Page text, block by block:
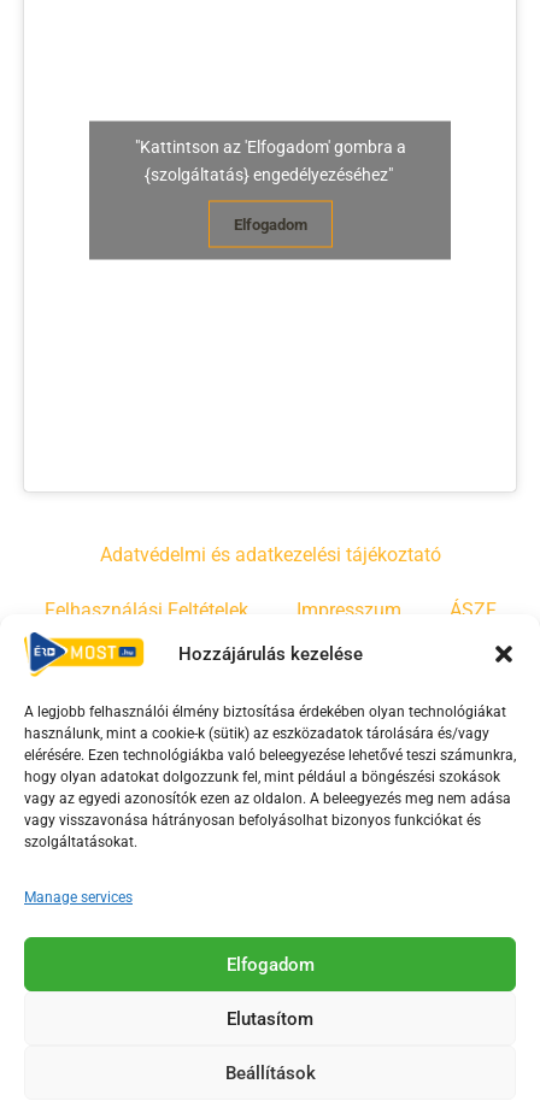
Hozzájárulás kezelése
A legjobb felhasználói élmény biztosítása érdekében olyan technológiákat
használunk, mint a cookie-k (sütik) az eszközadatok tárolására és/vagy
elérésére. Ezen technológiákba való beleegyezése lehetővé teszi számunkra,
hogy olyan adatokat dolgozzunk fel, mint például a böngészési szokások
vagy az egyedi azonosítók ezen az oldalon. A beleegyezés meg nem adása
vagy visszavonása hátrányosan befolyásolhat bizonyos funkciókat és
szolgáltatásokat.
Manage services
Elfogadom
Elutasítom
Beállítások
"Kattintson az 'Elfogadom' gombra a
{szolgáltatás} engedélyezéséhez"
Elfogadom
Adatvédelmi és adatkezelési tájékoztató
Felhasználási Feltételek Impresszum ÁSZF
Irányelvek Moderálási szabályzat
F
a
c
e
o
o
-
Y
o
u
t
b
e
s
T
i
k
Az Érd Média médiaszolgáltatási tevékenységét a
Médiatanács a Magyar Média Mecenatúra program
2018-2026. © Minden jog fenntartva, Érd Megyei Jogú Város